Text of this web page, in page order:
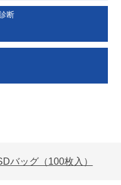
断
バッグ（100枚入）